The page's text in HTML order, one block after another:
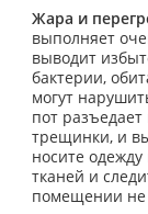
Жара и
выполняет
выводит
бактерии,
могут
пот
трещинки, и
носите
тканей и
помещении не